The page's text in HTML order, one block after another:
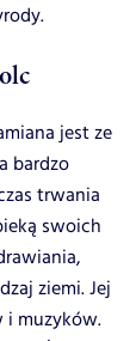
jest ze
bardzo
trwania
swoich
ziemi. Jej
i muzyków.